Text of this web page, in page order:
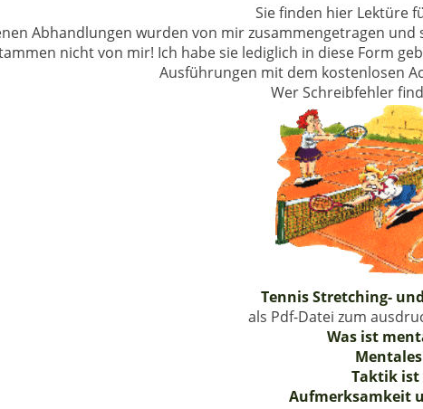
Sie finden hier Lektüre
Abhandlungen wurden von mir zusammengetragen
nicht von mir! Ich habe sie lediglich in diese Form
Ausführungen mit dem kostenlosen
Wer Schreibfehler
Tennis Stretching-
als Pdf-Datei zum
Was ist
Taktik
Aufmerksamkeit